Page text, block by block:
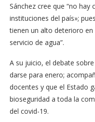
Sánchez cree que “no hay
instituciones del país»;
tienen un alto deterioro
servicio de agua”.
A su juicio, el debate
darse para enero;
docentes y que el Estado
bioseguridad a toda la
del covid-19.